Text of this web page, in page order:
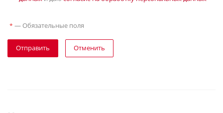
* — Обязательные поля
Отправить Отменить